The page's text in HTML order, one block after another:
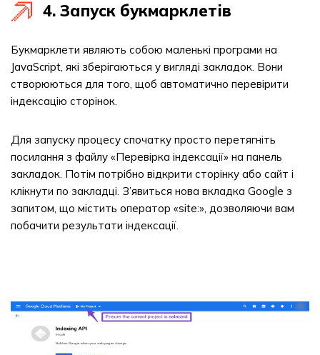
4. Запуск букмарклетів
Букмарклети являють собою маленькі програми на
JavaScript, які зберігаються у вигляді закладок. Вони
створюються для того, щоб автоматично перевірити
індексацію сторінок.
Для запуску процесу спочатку просто перетягніть
посилання з файлу «Перевірка індексації» на панель
закладок. Потім потрібно відкрити сторінку або сайт і
клікнути по закладці. З’явиться нова вкладка Google з
запитом, що містить оператор «site:», дозволяючи вам
побачити результати індексації.